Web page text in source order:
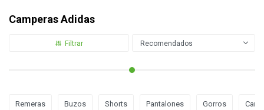
Camperas Adidas
Recomendados
Remeras Buzos Shorts Pantalones Gorros